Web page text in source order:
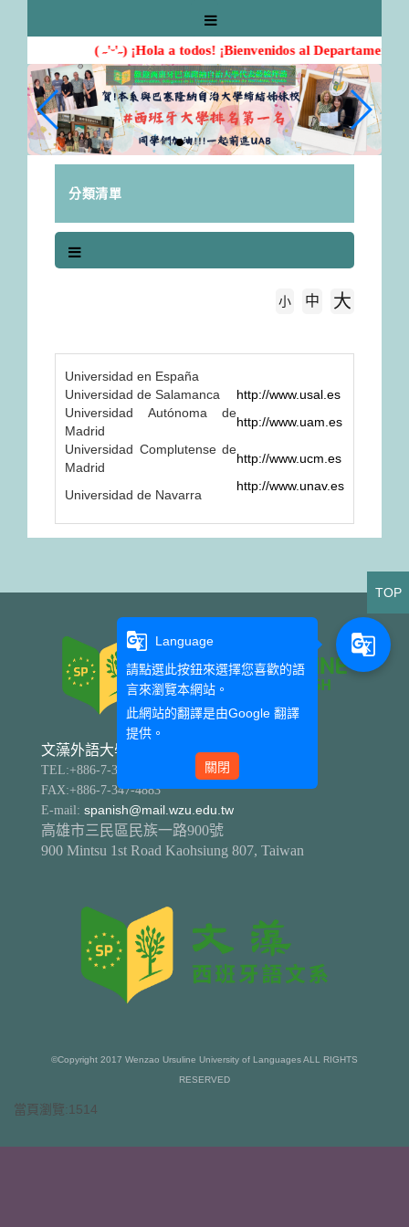
( ˶'ᵕ'˶) ¡Hola a todos! ¡Bienvenidos al Departamento
分類清單
小 中 大
Universidad en España
Universidad de Salamanca
http://www.usal.es
Universidad Autónoma de
Madrid
http://www.uam.es
Universidad Complutense de
Madrid
http://www.ucm.es
Universidad de Navarra
http://www.unav.es
文藻外語大學 西班牙語文系
TEL:+886-7-342-6031 分機5802、5803
FAX:+886-7-347-4883
E-mail: spanish@mail.wzu.edu.tw
高雄市三民區民族一路900號
900 Mintsu 1st Road Kaohsiung 807, Taiwan
©Copyright 2017 Wenzao Ursuline University of Languages ALL RIGHTS
RESERVED
當頁瀏覽:1514
TOP
g_translate
Language
請點選此按鈕來選擇您喜歡的語
言來瀏覽本網站。
此網站的翻譯是由Google 翻譯
提供。
關閉
g_translate